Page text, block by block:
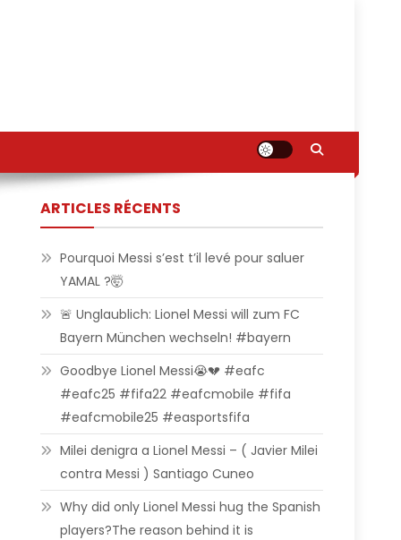
ARTICLES RÉCENTS
Pourquoi Messi s’est t’il levé pour saluer
YAMAL ?🤯
🚨 Unglaublich: Lionel Messi will zum FC
Bayern München wechseln! #bayern
Goodbye Lionel Messi😭💔 #eafc
#eafc25 #fifa22 #eafcmobile #fifa
#eafcmobile25 #easportsfifa
Milei denigra a Lionel Messi – ( Javier Milei
contra Messi ) Santiago Cuneo
Why did only Lionel Messi hug the Spanish
players?The reason behind it is